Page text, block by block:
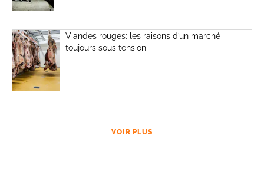
Viandes rouges: les raisons d’un marché
toujours sous tension
VOIR PLUS